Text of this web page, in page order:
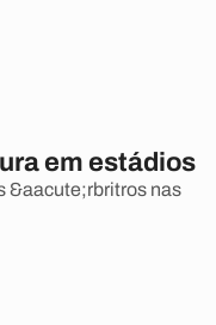
em estádios
&aacute;rbritros nas